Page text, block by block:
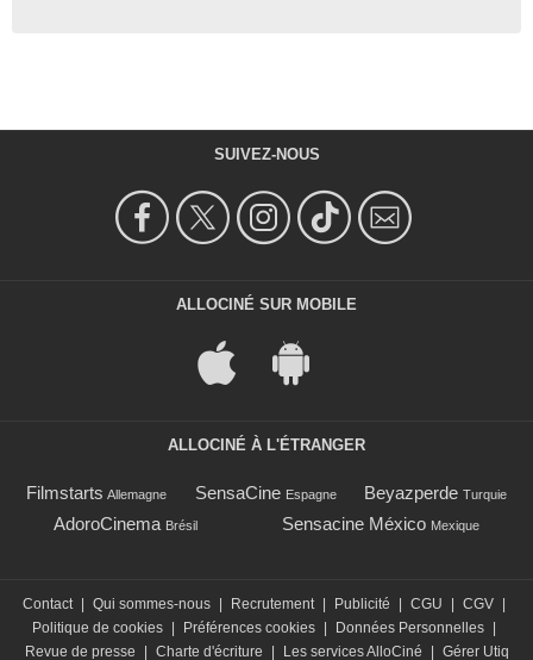
SUIVEZ-NOUS
ALLOCINÉ SUR MOBILE
ALLOCINÉ À L'ÉTRANGER
Filmstarts Allemagne SensaCine Espagne Beyazperde Turquie
AdoroCinema Brésil Sensacine México Mexique
Contact Qui sommes-nous Recrutement Publicité CGU CGV
Politique de cookies
Préférences cookies Données Personnelles
Revue de presse
Charte d'écriture Les services AlloCiné Gérer Utiq